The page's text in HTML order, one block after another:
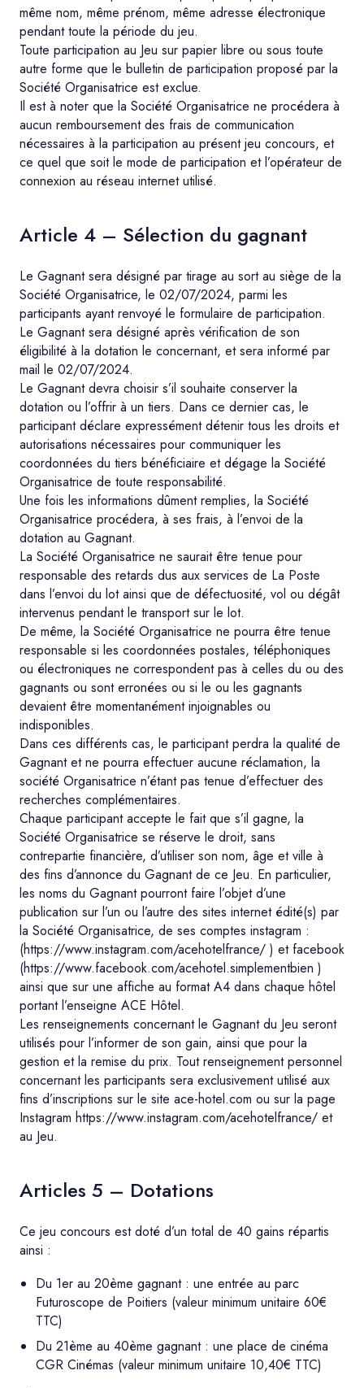
même nom, même prénom, même adresse électronique
pendant toute la période du jeu.
Toute participation au Jeu sur papier libre ou sous toute
autre forme que le bulletin de participation proposé par la
Société Organisatrice est exclue.
Il est à noter que la Société Organisatrice ne procédera à
aucun remboursement des frais de communication
nécessaires à la participation au présent jeu concours, et
ce quel que soit le mode de participation et l’opérateur de
connexion au réseau internet utilisé.
Article 4 – Sélection du gagnant
Le Gagnant sera désigné par tirage au sort au siège de la
Société Organisatrice, le 02/07/2024, parmi les
participants ayant renvoyé le formulaire de participation.
Le Gagnant sera désigné après vérification de son
éligibilité à la dotation le concernant, et sera informé par
mail le 02/07/2024.
Le Gagnant devra choisir s’il souhaite conserver la
dotation ou l’offrir à un tiers. Dans ce dernier cas, le
participant déclare expressément détenir tous les droits et
autorisations nécessaires pour communiquer les
coordonnées du tiers bénéficiaire et dégage la Société
Organisatrice de toute responsabilité.
Une fois les informations dûment remplies, la Société
Organisatrice procédera, à ses frais, à l’envoi de la
dotation au Gagnant.
La Société Organisatrice ne saurait être tenue pour
responsable des retards dus aux services de La Poste
dans l’envoi du lot ainsi que de défectuosité, vol ou dégât
intervenus pendant le transport sur le lot.
De même, la Société Organisatrice ne pourra être tenue
responsable si les coordonnées postales, téléphoniques
ou électroniques ne correspondent pas à celles du ou des
gagnants ou sont erronées ou si le ou les gagnants
devaient être momentanément injoignables ou
indisponibles.
Dans ces différents cas, le participant perdra la qualité de
Gagnant et ne pourra effectuer aucune réclamation, la
société Organisatrice n’étant pas tenue d’effectuer des
recherches complémentaires.
Chaque participant accepte le fait que s’il gagne, la
Société Organisatrice se réserve le droit, sans
contrepartie financière, d’utiliser son nom, âge et ville à
des fins d’annonce du Gagnant de ce Jeu. En particulier,
les noms du Gagnant pourront faire l’objet d’une
publication sur l’un ou l’autre des sites internet édité(s) par
la Société Organisatrice, de ses comptes instagram :
(https://www.instagram.com/acehotelfrance/ ) et facebook
(https://www.facebook.com/acehotel.simplementbien )
ainsi que sur une affiche au format A4 dans chaque hôtel
portant l’enseigne ACE Hôtel.
Les renseignements concernant le Gagnant du Jeu seront
utilisés pour l’informer de son gain, ainsi que pour la
gestion et la remise du prix. Tout renseignement personnel
concernant les participants sera exclusivement utilisé aux
fins d’inscriptions sur le site ace-hotel.com ou sur la page
Instagram https://www.instagram.com/acehotelfrance/ et
au Jeu.
Articles 5 – Dotations
Ce jeu concours est doté d’un total de 40 gains répartis
ainsi :
Du 1er au 20ème gagnant : une entrée au parc
Futuroscope de Poitiers (valeur minimum unitaire 60€
TTC)
Du 21ème au 40ème gagnant : une place de cinéma
CGR Cinémas (valeur minimum unitaire 10,40€ TTC)